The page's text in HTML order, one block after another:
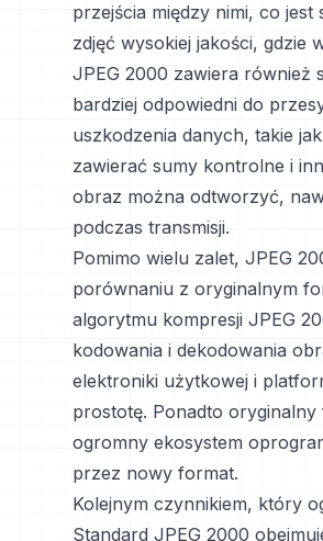
przejścia między nimi, co
zdjęć wysokiej jakości, gdzie
JPEG 2000 zawiera również
bardziej odpowiedni do
uszkodzenia danych, takie
zawierać sumy kontrolne i
obraz można odtworzyć,
podczas transmisji.
Pomimo wielu zalet, JPEG
porównaniu z oryginalnym
algorytmu kompresji JPEG
kodowania i dekodowania
elektroniki użytkowej i
prostotę. Ponadto
ogromny ekosystem
przez nowy format.
Kolejnym czynnikiem, który
Standard JPEG 2000